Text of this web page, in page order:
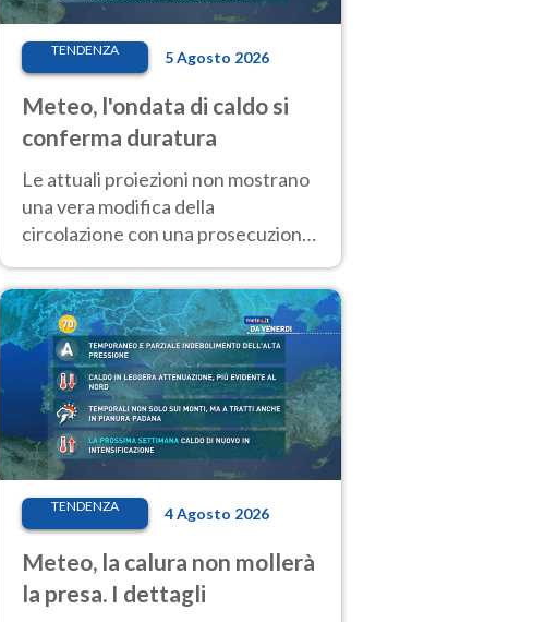
TENDENZA 5 Agosto 2026
Meteo, l'ondata di caldo si
conferma duratura
Le attuali proiezioni non mostrano
una vera modifica della
circolazione con una prosecuzione
giorni, compresa la settimana di
Ferragosto
TENDENZA 4 Agosto 2026
Meteo, la calura non mollerà
la presa. I dettagli